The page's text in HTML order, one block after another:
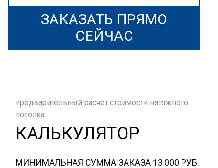
ЗАКАЗАТЬ ПРЯМО
СЕЙЧАС
предварительный расчет стоимости натяжного
потолка
КАЛЬКУЛЯТОР
МИНИМАЛЬНАЯ СУММА ЗАКАЗА 13 000 РУБ.